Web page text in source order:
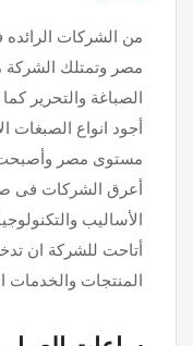
من الشركات
مصر وتمتلك
الصباغة والتحرير
أجود انواع الصبغات
مستوى مصر وأصبحت
أعرق الشركات فى
الأساليب
أتاحت للشركة ان
المنتجات والخدمات